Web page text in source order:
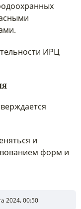
ИРЦ
и
форм и
2024, 00:50